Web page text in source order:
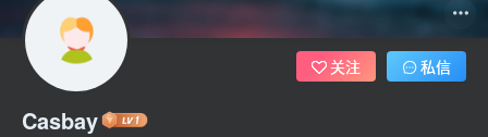
Casbay
关注 私信